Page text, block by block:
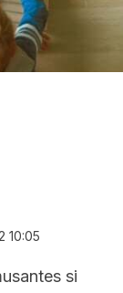
10:05
si